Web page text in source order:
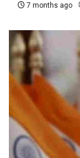
7 months ago